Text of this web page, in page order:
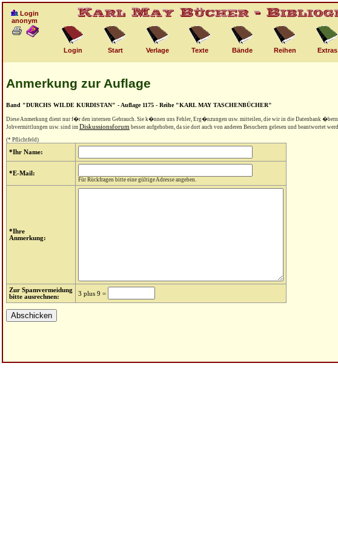
Login
anonym
Login Start Verlage Texte Bände Reihen Extras
Anmerkung zur Auflage
Band "DURCHS WILDE KURDISTAN" - Auflage 1175 - Reihe "KARL MAY TASCHENBÜCHER"
Diese Anmerkung dient nur f�r den internen Gebrauch. Sie k�nnen uns Fehler, Erg�nzungen usw. mitteilen, die wir in die Datenbank
Jobvermittlungen usw. sind im Diskussionsforum besser aufgehoben, da sie dort auch von anderen Besuchern gelesen und beantwortet
(* Pflichtfeld)
*Ihr Name:
*E-Mail:
Für Rückfragen bitte eine gültige Adresse angeben.
*Ihre
Anmerkung:
Zur Spamvermeidung
bitte ausrechnen:
3 plus 9 =